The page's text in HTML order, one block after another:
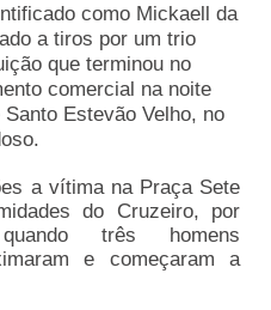
como Mickaell da
a tiros por um trio
que terminou no
comercial na noite
Estevão Velho, no
a vítima na Praça Sete
do Cruzeiro, por
três homens
e começaram a